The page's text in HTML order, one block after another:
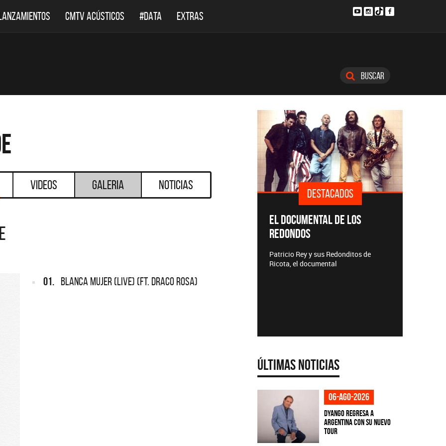
CMTV ACÚSTICOS #DATA EXTRAS
Buscar
Videos Galeria Noticias
01. BLANCA MUJER (LIVE) (FT. DRACO ROSA)
DESTACADOS
ARGENTINA
DESTACADOS DESTACADOS
SINGLES Y DISCOS DESTACADOS
Lanzamientos CMTV
Últimas Noticias
06-ago-2026
Dyango regresa a
Argentina con su nuevo
tour